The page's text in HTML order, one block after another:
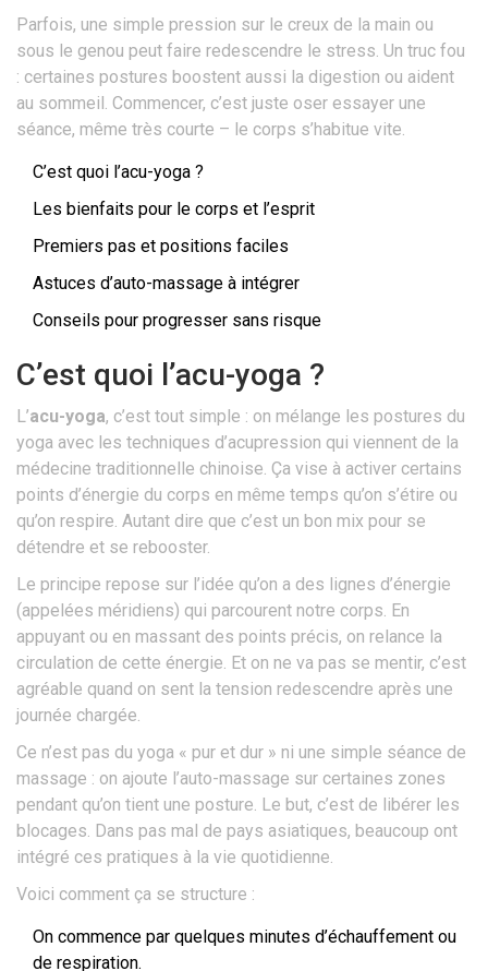
Parfois, une simple pression sur le creux de la main ou
sous le genou peut faire redescendre le stress. Un truc fou
: certaines postures boostent aussi la digestion ou aident
au sommeil. Commencer, c’est juste oser essayer une
séance, même très courte – le corps s’habitue vite.
C’est quoi l’acu-yoga ?
Les bienfaits pour le corps et l’esprit
Premiers pas et positions faciles
Astuces d’auto-massage à intégrer
Conseils pour progresser sans risque
C’est quoi l’acu-yoga ?
L’acu-yoga, c’est tout simple : on mélange les postures du
yoga avec les techniques d’acupression qui viennent de la
médecine traditionnelle chinoise. Ça vise à activer certains
points d’énergie du corps en même temps qu’on s’étire ou
qu’on respire. Autant dire que c’est un bon mix pour se
détendre et se rebooster.
Le principe repose sur l’idée qu’on a des lignes d’énergie
(appelées méridiens) qui parcourent notre corps. En
appuyant ou en massant des points précis, on relance la
circulation de cette énergie. Et on ne va pas se mentir, c’est
agréable quand on sent la tension redescendre après une
journée chargée.
Ce n’est pas du yoga « pur et dur » ni une simple séance de
massage : on ajoute l’auto-massage sur certaines zones
pendant qu’on tient une posture. Le but, c’est de libérer les
blocages. Dans pas mal de pays asiatiques, beaucoup ont
intégré ces pratiques à la vie quotidienne.
Voici comment ça se structure :
On commence par quelques minutes d’échauffement ou
de respiration.